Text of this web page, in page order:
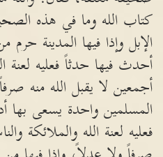
كتاب الله وما في هذه
الإبل وإذا فيها المدينة
أحدث فيها حدثاً فعليه لعنة
أجمعين لا يقبل الله منه
المسلمين واحدة يسعى بها
فعليه لعنة الله والملائكة